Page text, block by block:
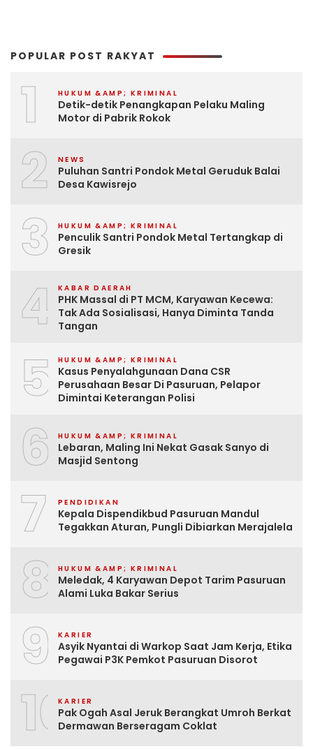
POPULAR POST RAKYAT
1 HUKUM &AMP; KRIMINAL
Detik-detik Penangkapan Pelaku Maling
Motor di Pabrik Rokok
2 NEWS
Puluhan Santri Pondok Metal Geruduk Balai
Desa Kawisrejo
3 HUKUM &AMP; KRIMINAL
Penculik Santri Pondok Metal Tertangkap di
Gresik
4 KABAR DAERAH
PHK Massal di PT MCM, Karyawan Kecewa:
Tak Ada Sosialisasi, Hanya Diminta Tanda
Tangan
5 HUKUM &AMP; KRIMINAL
Kasus Penyalahgunaan Dana CSR
Perusahaan Besar Di Pasuruan, Pelapor
Dimintai Keterangan Polisi
6 HUKUM &AMP; KRIMINAL
Lebaran, Maling Ini Nekat Gasak Sanyo di
Masjid Sentong
7 PENDIDIKAN
Kepala Dispendikbud Pasuruan Mandul
Tegakkan Aturan, Pungli Dibiarkan Merajalela
8 HUKUM &AMP; KRIMINAL
Meledak, 4 Karyawan Depot Tarim Pasuruan
Alami Luka Bakar Serius
9 KARIER
Asyik Nyantai di Warkop Saat Jam Kerja, Etika
Pegawai P3K Pemkot Pasuruan Disorot
10KARIER
Pak Ogah Asal Jeruk Berangkat Umroh Berkat
Dermawan Berseragam Coklat